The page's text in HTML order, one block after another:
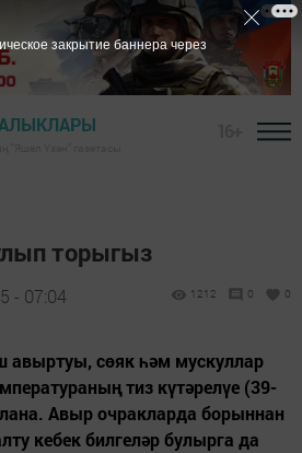
торыгыз
- 07:04 1212 0 0
авыртуы, сөяк һәм мускуллар
тиз күтәрелүе (39-
Авыр очракларда борыннан
кебек билгеләр булырга да
закрытие баннера через